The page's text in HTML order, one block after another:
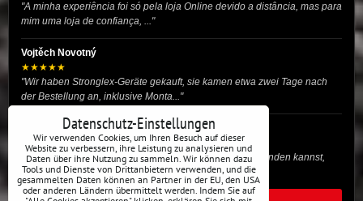
"A minha experiência foi só pela loja Online devido a distância, mas para
mim uma loja de confiança, ..."
Vojtěch Novotný
★★★★★
"Wir haben Stronglex-Geräte gekauft, sie kamen etwa zwei Tage nach
der Bestellung an, inklusive Monta..."
josef helmich
★★★★★
"Hier gibt es viele Dinge, die du für dein Drift-Auto verwenden kannst,
egal ob Profi oder für die St..."
Datenschutz-Einstellungen
Wir verwenden Cookies, um Ihren Besuch auf dieser
Website zu verbessern, ihre Leistung zu analysieren und
Daten über ihre Nutzung zu sammeln. Wir können dazu
Tools und Dienste von Drittanbietern verwenden, und die
gesammelten Daten können an Partner in der EU, den USA
oder anderen Ländern übermittelt werden. Indem Sie auf